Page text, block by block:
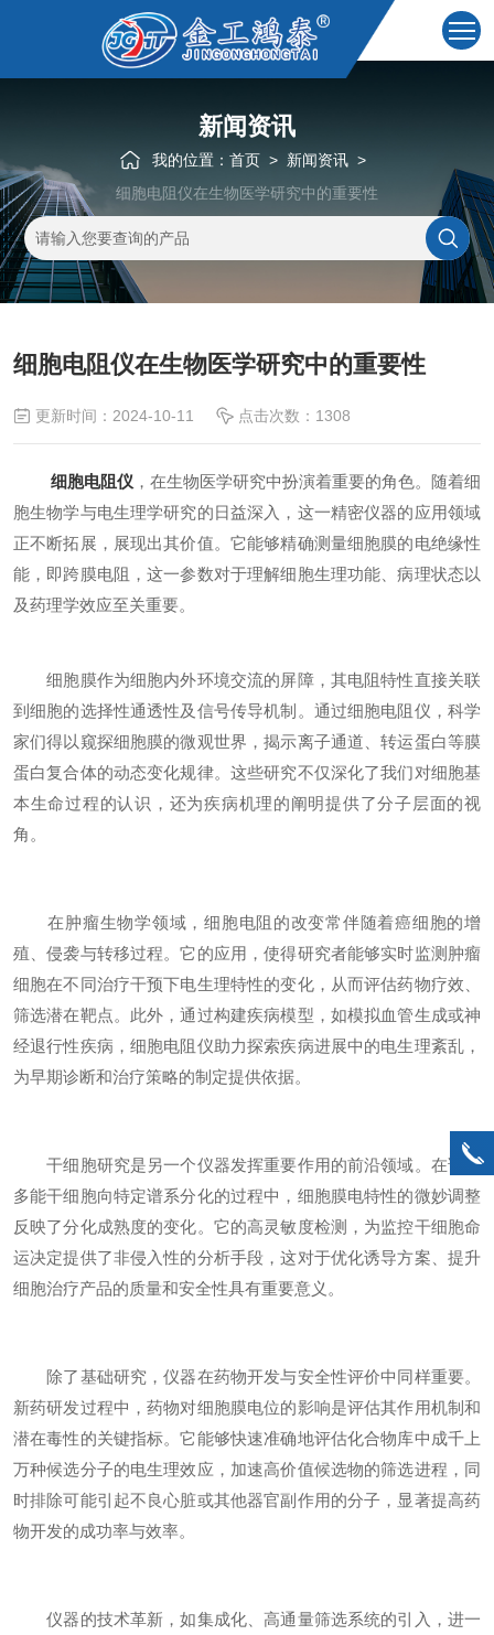
新闻资讯
我的位置： 首页 > 新闻资讯 >
细胞电阻仪在生物医学研究中的重要性
细胞电阻仪在生物医学研究中的重要性
更新时间：2024-10-11 点击次数：1308
细胞电阻仪 ，在生物医学研究中扮演着重要的角色。随着细
胞生物学与电生理学研究的日益深入，这一精密仪器的应用领域
正不断拓展，展现出其价值。它能够精确测量细胞膜的电绝缘性
能，即跨膜电阻，这一参数对于理解细胞生理功能、病理状态以
及药理学效应至关重要。
细胞膜作为细胞内外环境交流的屏障，其电阻特性直接关联
到细胞的选择性通透性及信号传导机制。通过细胞电阻仪，科学
家们得以窥探细胞膜的微观世界，揭示离子通道、转运蛋白等膜
蛋白复合体的动态变化规律。这些研究不仅深化了我们对细胞基
本生命过程的认识，还为疾病机理的阐明提供了分子层面的视
角。
在肿瘤生物学领域，细胞电阻的改变常伴随着癌细胞的增
殖、侵袭与转移过程。它的应用，使得研究者能够实时监测肿瘤
细胞在不同治疗干预下电生理特性的变化，从而评估药物疗效、
筛选潜在靶点。此外，通过构建疾病模型，如模拟血管生成或神
经退行性疾病，细胞电阻仪助力探索疾病进展中的电生理紊乱，
为早期诊断和治疗策略的制定提供依据。
干细胞研究是另一个仪器发挥重要作用的前沿领域。在诱导
多能干细胞向特定谱系分化的过程中，细胞膜电特性的微妙调整
反映了分化成熟度的变化。它的高灵敏度检测，为监控干细胞命
运决定提供了非侵入性的分析手段，这对于优化诱导方案、提升
细胞治疗产品的质量和安全性具有重要意义。
除了基础研究，仪器在药物开发与安全性评价中同样重要。
新药研发过程中，药物对细胞膜电位的影响是评估其作用机制和
潜在毒性的关键指标。它能够快速准确地评估化合物库中成千上
万种候选分子的电生理效应，加速高价值候选物的筛选进程，同
时排除可能引起不良心脏或其他器官副作用的分子，显著提高药
物开发的成功率与效率。
仪器的技术革新，如集成化、高通量筛选系统的引入，进一